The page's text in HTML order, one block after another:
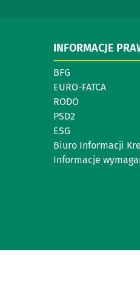
INFORMACJE
BFG
EURO-FATCA
RODO
PSD2
ESG
Biuro Informacji
Informacje